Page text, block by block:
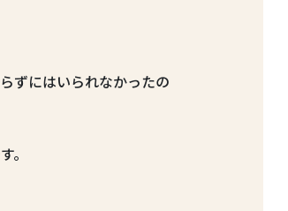
ずにはいられなかったの
。